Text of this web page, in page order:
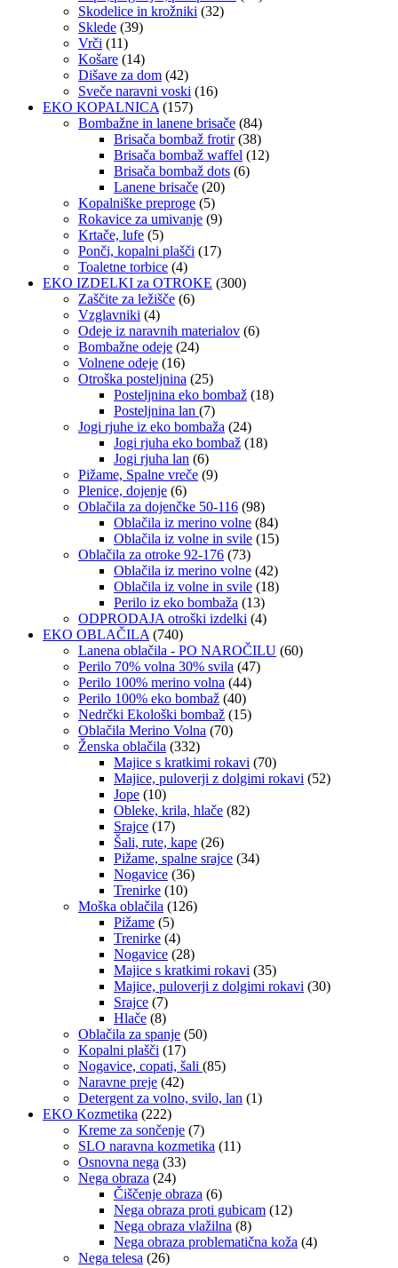
Skodelice in krožniki (32)
Sklede (39)
Vrči (11)
Košare (14)
Dišave za dom (42)
Sveče naravni voski (16)
EKO KOPALNICA (157)
Bombažne in lanene brisače (84)
Brisača bombaž frotir (38)
Brisača bombaž waffel (12)
Brisača bombaž dots (6)
Lanene brisače (20)
Kopalniške preproge (5)
Rokavice za umivanje (9)
Krtače, lufe (5)
Ponči, kopalni plašči (17)
Toaletne torbice (4)
EKO IZDELKI za OTROKE (300)
Zaščite za ležišče (6)
Vzglavniki (4)
Odeje iz naravnih materialov (6)
Bombažne odeje (24)
Volnene odeje (16)
Otroška posteljnina (25)
Posteljnina eko bombaž (18)
Posteljnina lan (7)
Jogi rjuhe iz eko bombaža (24)
Jogi rjuha eko bombaž (18)
Jogi rjuha lan (6)
Pižame, Spalne vreče (9)
Plenice, dojenje (6)
Oblačila za dojenčke 50-116 (98)
Oblačila iz merino volne (84)
Oblačila iz volne in svile (15)
Oblačila za otroke 92-176 (73)
Oblačila iz merino volne (42)
Oblačila iz volne in svile (18)
Perilo iz eko bombaža (13)
ODPRODAJA otroški izdelki (4)
EKO OBLAČILA (740)
Lanena oblačila - PO NAROČILU (60)
Perilo 70% volna 30% svila (47)
Perilo 100% merino volna (44)
Perilo 100% eko bombaž (40)
Nedrčki Ekološki bombaž (15)
Oblačila Merino Volna (70)
Ženska oblačila (332)
Majice s kratkimi rokavi (70)
Majice, puloverji z dolgimi rokavi (52)
Jope (10)
Obleke, krila, hlače (82)
Srajce (17)
Šali, rute, kape (26)
Pižame, spalne srajce (34)
Nogavice (36)
Trenirke (10)
Moška oblačila (126)
Pižame (5)
Trenirke (4)
Nogavice (28)
Majice s kratkimi rokavi (35)
Majice, puloverji z dolgimi rokavi (30)
Srajce (7)
Hlače (8)
Oblačila za spanje (50)
Kopalni plašči (17)
Nogavice, copati, šali (85)
Naravne preje (42)
Detergent za volno, svilo, lan (1)
EKO Kozmetika (222)
Kreme za sončenje (7)
SLO naravna kozmetika (11)
Osnovna nega (33)
Nega obraza (24)
Čiščenje obraza (6)
Nega obraza proti gubicam (12)
Nega obraza vlažilna (8)
Nega obraza problematična koža (4)
Nega telesa (26)